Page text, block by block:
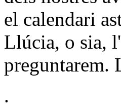
el calendari
Llúcia, o sia,
preguntarem.
.